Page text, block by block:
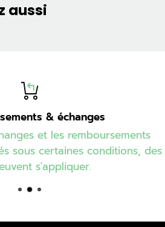
aussi
& échanges
et les remboursements
sous certaines conditions, des
s'appliquer.